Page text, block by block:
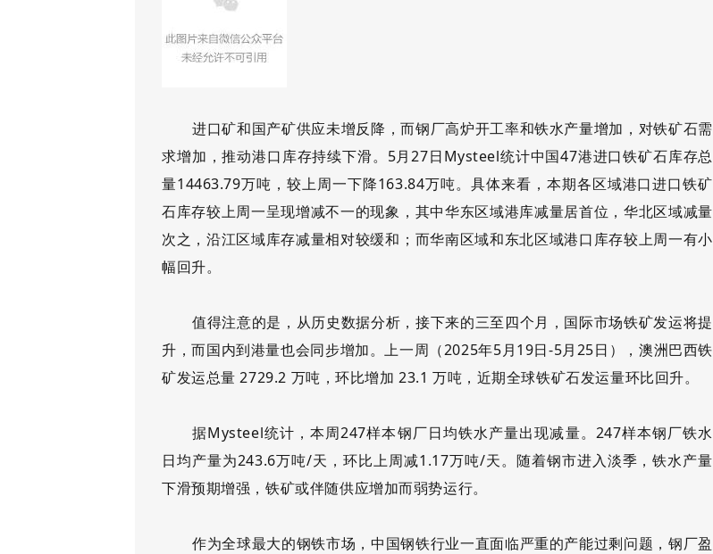
进口矿和国产矿供应未增反降，而钢厂高炉开工率和铁水产量增加，对铁矿石需
求增加，推动港口库存持续下滑。 5月27日Mysteel统计中国47港进口铁矿石库存总
量14463.79万吨，较上周一下降163.84万吨。具体来看，本期各区域港口进口铁矿
石库存较上周一呈现增减不一的现象，其中华东区域港库减量居首位，华北区域减量
次之，沿江区域库存减量相对较缓和；而华南区域和东北区域港口库存较上周一有小
幅回升。
值得注意的是，从历史数据分析，接下来的三至四个月，国际市场铁矿发运将提
升，而国内到港量也会同步增加。上一周（2025年5月19日-5月25日），澳洲巴西铁
矿发运总量 2729.2 万吨，环比增加 23.1 万吨，近期全球铁矿石发运量环比回升。
据Mysteel统计，本周247样本钢厂日均铁水产量出现减量。247样本钢厂铁水
日均产量为243.6万吨/天，环比上周减1.17万吨/天。随着钢市进入淡季，铁水产量
下滑预期增强，铁矿或伴随供应增加而弱势运行。
作为全球最大的钢铁市场，中国钢铁行业一直面临严重的产能过剩问题，钢厂盈